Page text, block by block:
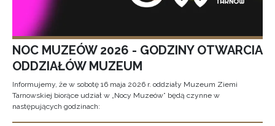
NOC MUZEÓW 2026 - GODZINY OTWARCIA
ODDZIAŁÓW MUZEUM
Informujemy, że w sobotę 16 maja 2026 r. oddziały Muzeum Ziemi
Tarnowskiej biorące udział w „Nocy Muzeów” będą czynne w
następujących godzinach: